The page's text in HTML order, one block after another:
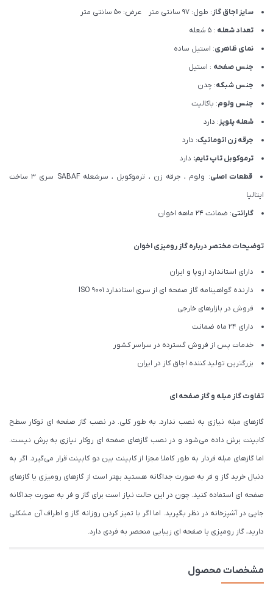
سایز اجاق گاز: طول: 97 سانتی متر عرض: 50 سانتی متر
تعداد شعله : 5 شعله
نمای ظاهری: استیل ساده
جنس صفحه : استیل
جنس شبکه: چدن
جنس ولوم: باکالیت
شعله پلوپز: دارد
جرقه زن اتوماتیک: دارد
ترموکوبل تاپ تایم: دارد
قطعات اصلی
: ولوم ، جرقه زن ، ترموکوبل ، سرشعله SABAF سری 3 ساخت
ایتالیا
گارانتی: ضمانت 24 ماهه اخوان
توضیحات مختصر درباره گاز رومیزی اخوان
دارای استاندارد اروپا و ایران
دارنده گواهینامه گاز صفحه ای از سری استاندارد ISO 9001
فروش در بازارهای خارجی
دارای 24 ماه ضمانت
خدمات پس از فروش گسترده در سراسر کشور
بزرگترین تولید کننده اجاق کاز در ایران
تفاوت گاز مبله و گاز صفحه ای
گازهای مبله نیازی به نصب ندارد. به طور کلی. در نصب گاز صفحه ای توکار سطح
کابینت برش داده می‌شود و در نصب گازهای صفحه ای روکار نیازی به برش نیست.
اما گازهای مبله فردار به طور کاملا مجزا از کابینت بین دو کابینت قرار می‌گیرد. اگر به
دنبال خرید گاز و فر به صورت جداگانه هستید بهتر است از گازهای رومیزی یا گازهای
صفحه ای استفاده کنید. چون در این حالت نیاز است برای گاز و فر به صورت جداگانه
جایی در آشپزخانه در نظر بگیرید. اما اگر با تمیز کردن روزانه گاز و اطراف آن مشکلی
دارید، گاز رومیزی یا صفحه ای زیبایی منحصر به فردی دارد.
مشخصات محصول